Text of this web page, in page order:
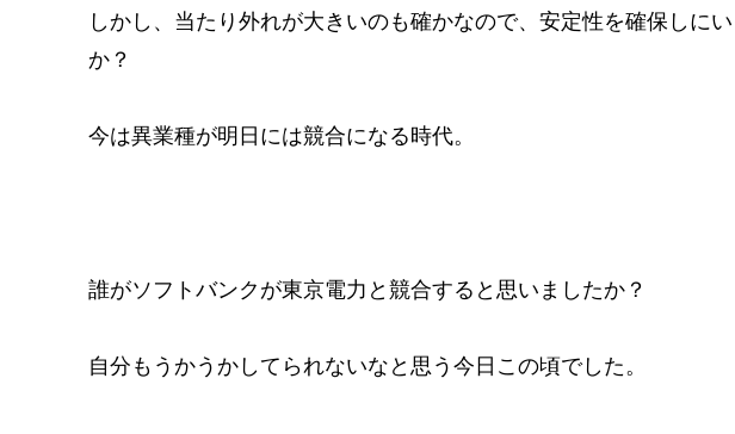
しかし、当たり外れが大きいのも確かなので、安定性を確保しに
か？
今は異業種が明日には競合になる時代。
誰がソフトバンクが東京電力と競合すると思いましたか？
自分もうかうかしてられないなと思う今日この頃でした。